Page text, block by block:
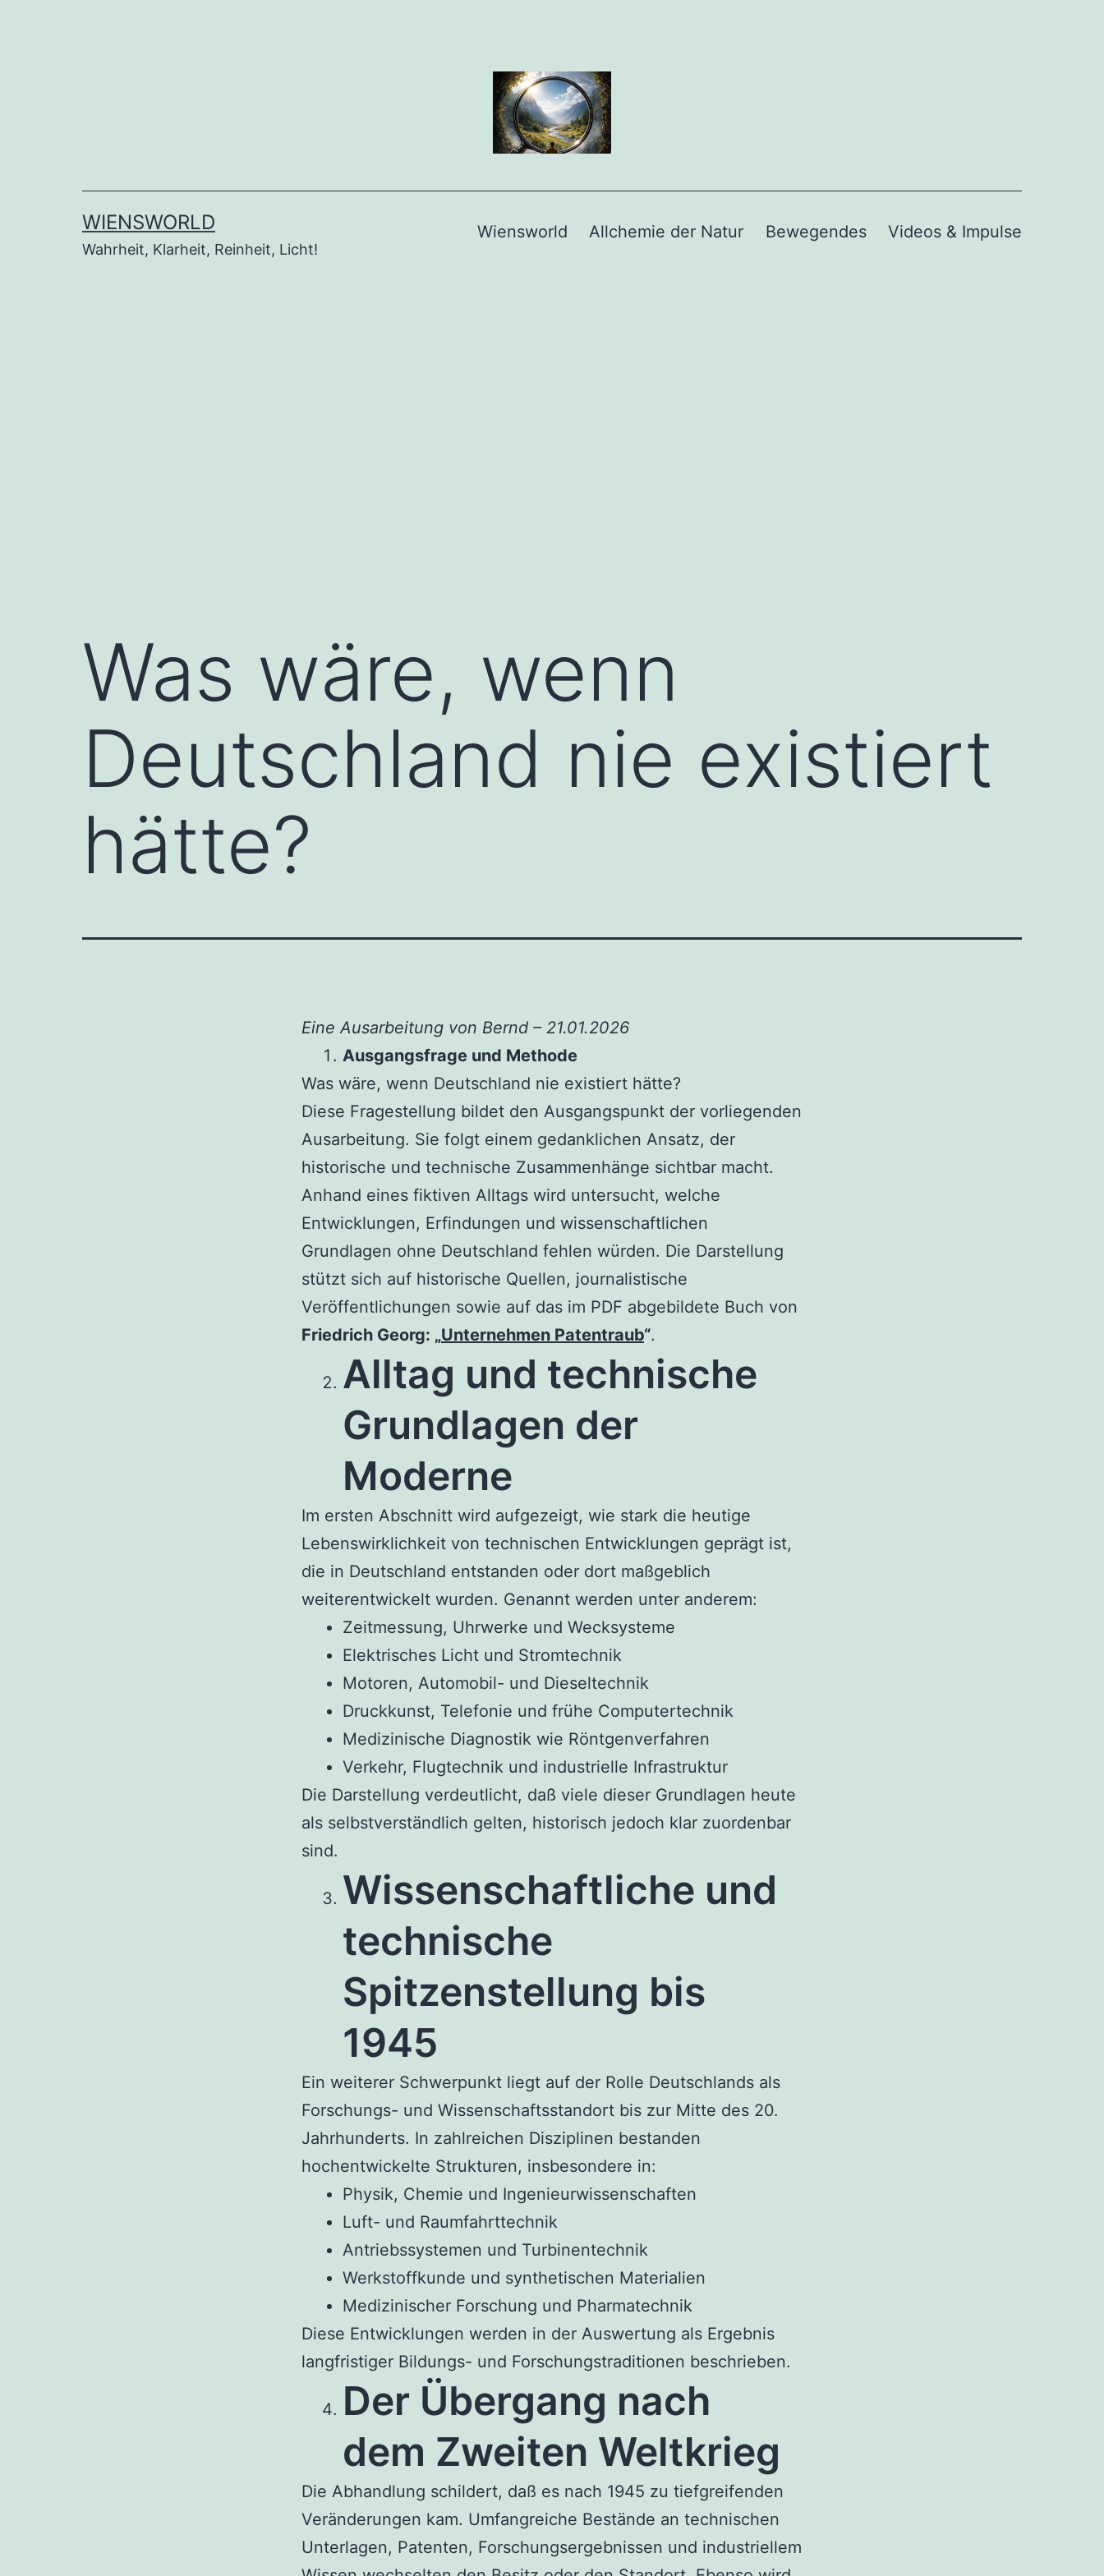
WIENSWORLD
Wahrheit, Klarheit, Reinheit, Licht!
Wiensworld Allchemie der Natur Bewegendes Videos & Impulse
Was wäre, wenn
Deutschland nie existiert
hätte?
Eine Ausarbeitung von Bernd – 21.01.2026
Ausgangsfrage und Methode
Was wäre, wenn Deutschland nie existiert hätte?
Diese Fragestellung bildet den Ausgangspunkt der vorliegenden
Ausarbeitung. Sie folgt einem gedanklichen Ansatz, der
historische und technische Zusammenhänge sichtbar macht.
Anhand eines fiktiven Alltags wird untersucht, welche
Entwicklungen, Erfindungen und wissenschaftlichen
Grundlagen ohne Deutschland fehlen würden. Die Darstellung
stützt sich auf historische Quellen, journalistische
Veröffentlichungen sowie auf das im PDF abgebildete Buch von
Friedrich Georg: „Unternehmen Patentraub“.
Alltag und technische
Grundlagen der
Moderne
Im ersten Abschnitt wird aufgezeigt, wie stark die heutige
Lebenswirklichkeit von technischen Entwicklungen geprägt ist,
die in Deutschland entstanden oder dort maßgeblich
weiterentwickelt wurden. Genannt werden unter anderem:
Zeitmessung, Uhrwerke und Wecksysteme
Elektrisches Licht und Stromtechnik
Motoren, Automobil- und Dieseltechnik
Druckkunst, Telefonie und frühe Computertechnik
Medizinische Diagnostik wie Röntgenverfahren
Verkehr, Flugtechnik und industrielle Infrastruktur
Die Darstellung verdeutlicht, daß viele dieser Grundlagen heute
als selbstverständlich gelten, historisch jedoch klar zuordenbar
sind.
Wissenschaftliche und
technische
Spitzenstellung bis
1945
Ein weiterer Schwerpunkt liegt auf der Rolle Deutschlands als
Forschungs- und Wissenschaftsstandort bis zur Mitte des 20.
Jahrhunderts. In zahlreichen Disziplinen bestanden
hochentwickelte Strukturen, insbesondere in:
Physik, Chemie und Ingenieurwissenschaften
Luft- und Raumfahrttechnik
Antriebssystemen und Turbinentechnik
Werkstoffkunde und synthetischen Materialien
Medizinischer Forschung und Pharmatechnik
Diese Entwicklungen werden in der Auswertung als Ergebnis
langfristiger Bildungs- und Forschungstraditionen beschrieben.
Der Übergang nach
dem Zweiten Weltkrieg
Die Abhandlung schildert, daß es nach 1945 zu tiefgreifenden
Veränderungen kam. Umfangreiche Bestände an technischen
Unterlagen, Patenten, Forschungsergebnissen und industriellem